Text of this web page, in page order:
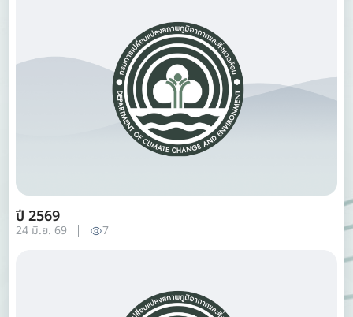
ปี 2569
24 มิ.ย. 69 7